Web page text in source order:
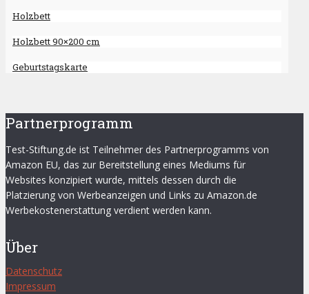
Holzbett
Holzbett 90×200 cm
Geburtstagskarte
Partnerprogramm
Test-Stiftung.de ist Teilnehmer des Partnerprogramms von
Amazon EU, das zur Bereitstellung eines Mediums für
Websites konzipiert wurde, mittels dessen durch die
Platzierung von Werbeanzeigen und Links zu Amazon.de
Werbekostenerstattung verdient werden kann.
Über
Datenschutz
Impressum